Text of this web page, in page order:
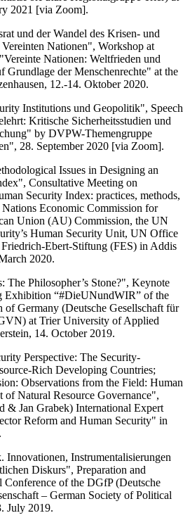
2021 [via Zoom].
und der Wandel des Krisen- und
Nationen", Workshop at
Nationen: Weltfrieden und
Grundlage der Menschenrechte" at the
12.-14. Oktober 2020.
Institutions und Geopolitik", Speech
Kritische Sicherheitsstudien und
by DVPW-Themengruppe
28. September 2020 [via Zoom].
Issues in Designing an
Consultative Meeting on
Security Index: practices, methods,
Economic Commission for
Union (AU) Commission, the UN
Human Security Unit, UN Office
Ebert-Stiftung (FES) in Addis
2020.
The Philosopher’s Stone?", Keynote
Exhibition “#DieUNundWIR” of the
Germany (Deutsche Gesellschaft für
at Trier University of Applied
14. October 2019.
Perspective: The Security-
Rich Developing Countries;
Observations from the Field: Human
Natural Resource Governance",
& Jan Grabek) International Expert
Reform and Human Security" in
Innovationen, Instrumentalisierungen
Diskurs", Preparation and
of the DGfP (Deutsche
– German Society of Political
July 2019.